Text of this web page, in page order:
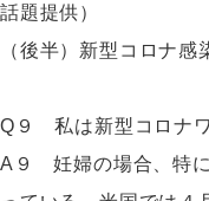
話題提供）
（後半）新型コロナ
Q９ 私は新型コロナ
A９ 妊婦の場合、特に